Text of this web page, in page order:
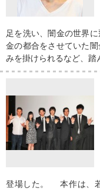
足を洗い、闇金の世界
金の都合をさせていた
みを掛けられるなど、踏
登場した。 本作は、若